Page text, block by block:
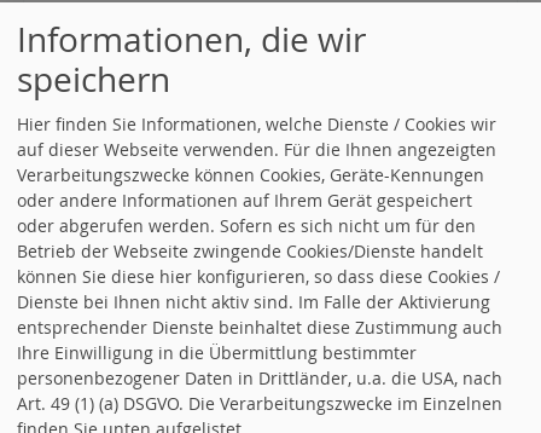
persönliche Geschichten und individuelle Schicksale.
„Aktuell sind weltweit über 117 Millionen Menschen auf der
Flucht, darunter viele Kinder, oftmals ohne die Begleitung…
Gabriela Heinrich zum Weltflüchtlingstag weiterlesen
18.06.2026 12:25„Fatales Signal an Kommunen und
Verbraucher:innen“
Rechte Mehrheit im EU-Parlament stellt Vereinbarung für
sauberes Wasser infrage Das Europäische Parlament hat
heute eine Resolution zur Umsetzung der
Kommunalabwasserrichtlinie (KARL) verabschiedet. Die in
der vergangenen Legislatur beschlossene Vereinbarung zur
Verbesserung der Wasserqualität sieht Vorschriften für eine
durch Unternehmen gestützte Finanzierung der
sogenannten 4. Reinigungsstufe vor. An dieser finanziellen
Großaufgabe sollen vor allem Kosmetik-… „Fatales Signal an
Informationen, die wir
speichern
Hier finden Sie Informationen, welche Dienste / Cookies wir
auf dieser Webseite verwenden. Für die Ihnen angezeigten
Verarbeitungszwecke können Cookies, Geräte-Kennungen
oder andere Informationen auf Ihrem Gerät gespeichert
oder abgerufen werden. Sofern es sich nicht um für den
Betrieb der Webseite zwingende Cookies/Dienste handelt
können Sie diese hier konfigurieren, so dass diese Cookies /
Dienste bei Ihnen nicht aktiv sind. Im Falle der Aktivierung
entsprechender Dienste beinhaltet diese Zustimmung auch
Ihre Einwilligung in die Übermittlung bestimmter
personenbezogener Daten in Drittländer, u.a. die USA, nach
Art. 49 (1) (a) DSGVO. Die Verarbeitungszwecke im Einzelnen